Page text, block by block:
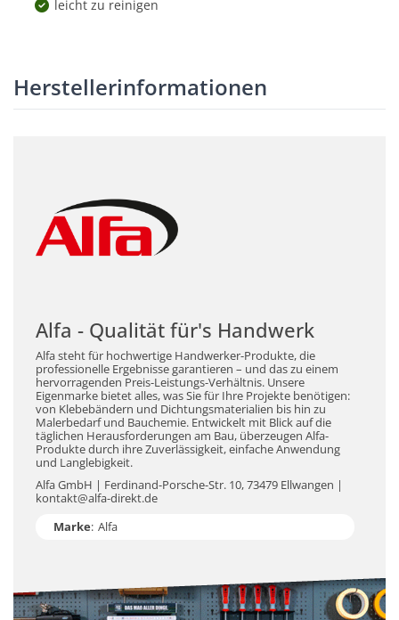
leicht zu reinigen
Herstellerinformationen
Alfa - Qualität für's Handwerk
Alfa steht für hochwertige Handwerker-Produkte, die
professionelle Ergebnisse garantieren – und das zu einem
hervorragenden Preis-Leistungs-Verhältnis. Unsere
Eigenmarke bietet alles, was Sie für Ihre Projekte benötigen:
von Klebebändern und Dichtungsmaterialien bis hin zu
Malerbedarf und Bauchemie. Entwickelt mit Blick auf die
täglichen Herausforderungen am Bau, überzeugen Alfa-
Produkte durch ihre Zuverlässigkeit, einfache Anwendung
und Langlebigkeit.
Alfa GmbH | Ferdinand-Porsche-Str. 10, 73479 Ellwangen |
kontakt@alfa-direkt.de
Marke: Alfa